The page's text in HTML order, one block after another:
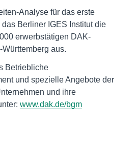
Analyse für das erste
Berliner IGES Institut die
erwerbstätigen DAK-
aus.
Betriebliche
und spezielle Angebote der
und ihre
www.dak.de/bgm